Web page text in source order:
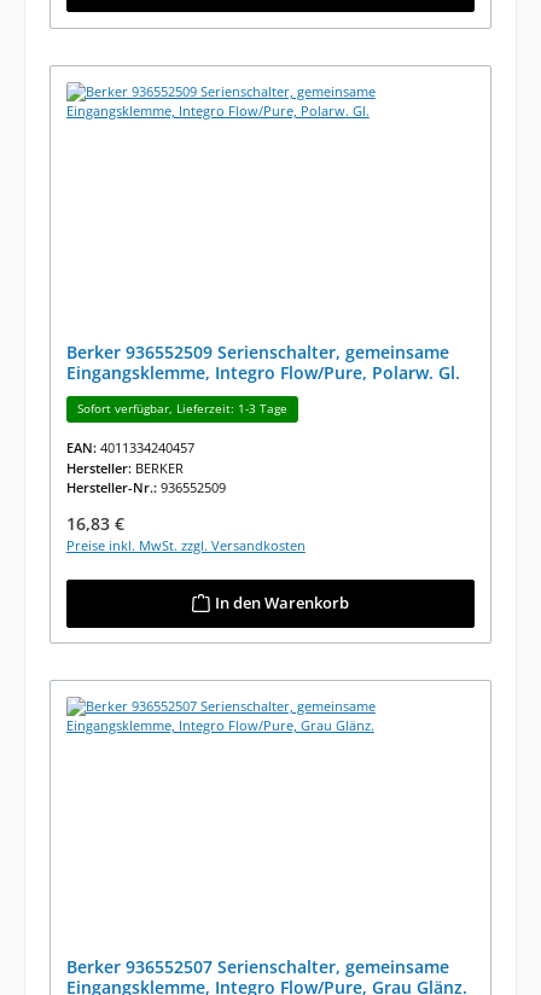
Berker 936552509 Serienschalter, gemeinsame
Eingangsklemme, Integro Flow/Pure, Polarw. Gl.
Sofort verfügbar, Lieferzeit: 1-3 Tage
EAN: 4011334240457
Hersteller: BERKER
Hersteller-Nr.: 936552509
Regulärer Preis:
16,83 €
Preise inkl. MwSt. zzgl. Versandkosten
In den Warenkorb
Berker 936552507 Serienschalter, gemeinsame
Eingangsklemme, Integro Flow/Pure, Grau Glänz.